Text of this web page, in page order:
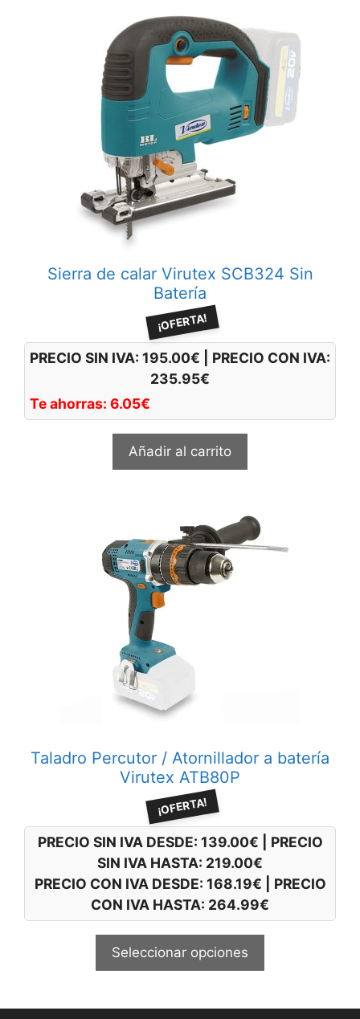
Sierra de calar Virutex SCB324 Sin
Batería
¡OFERTA!
PRECIO SIN IVA: 195.00€
PRECIO CON IVA:
235.95€
Te ahorras: 6.05€
Añadir al carrito
Taladro Percutor / Atornillador a batería
Virutex ATB80P
¡OFERTA!
PRECIO SIN IVA DESDE: 139.00€
PRECIO
SIN IVA HASTA: 219.00€
PRECIO CON IVA DESDE: 168.19€
PRECIO
CON IVA HASTA: 264.99€
Seleccionar opciones
de